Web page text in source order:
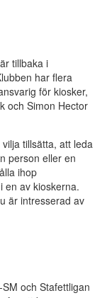
tillbaka i
har flera
för kiosker,
och Simon Hector
tillsätta, att leda
person eller en
ihop
en av kioskerna.
är intresserad av
och Stafettligan